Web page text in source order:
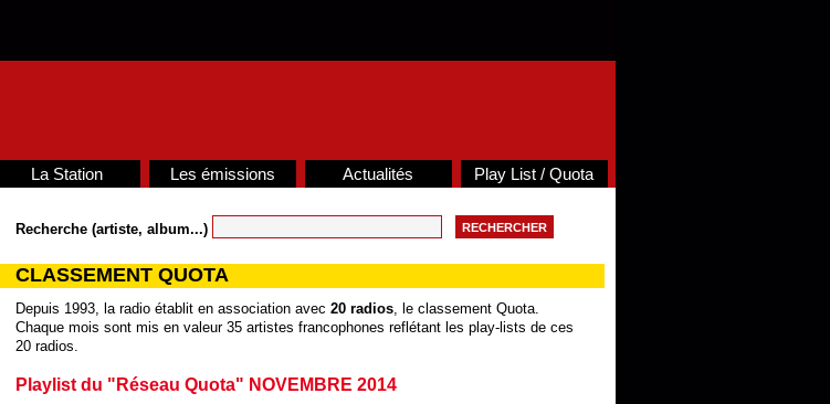
La Station Les émissions Actualités Play List / Quota
Recherche (artiste, album...)
CLASSEMENT QUOTA
Depuis 1993, la radio établit en association avec 20 radios, le classement Quota.
Chaque mois sont mis en valeur 35 artistes francophones reflétant les play-lists de ces
20 radios.
Playlist du "Réseau Quota" NOVEMBRE 2014